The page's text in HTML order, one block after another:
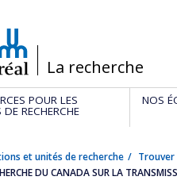
/La recherche
POUR LES
DE RECHERCHE
NOS
et unités de recherche Trouver
DU CANADA SUR LA